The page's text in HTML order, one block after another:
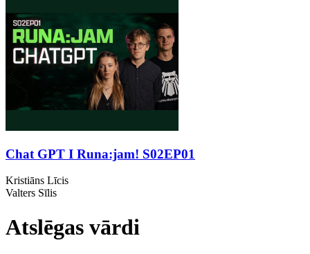
Chat GPT I Runa:jam! S02EP01
Kristiāns Līcis
Valters Sīlis
Atslēgas vārdi